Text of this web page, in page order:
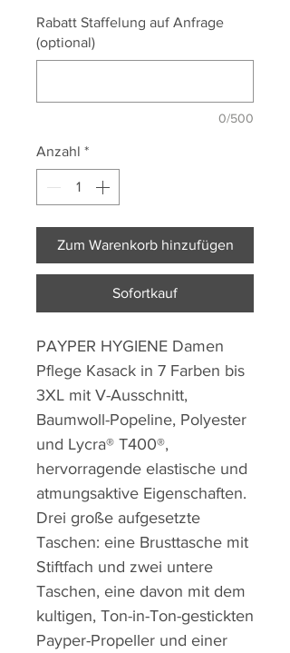
Rabatt Staffelung auf Anfrage
(optional)
0/500
Anzahl *
Zum Warenkorb hinzufügen
Sofortkauf
PAYPER HYGIENE Damen
Pflege Kasack in 7 Farben bis
3XL mit V-Ausschnitt,
Baumwoll-Popeline, Polyester
und Lycra® T400®,
hervorragende elastische und
atmungsaktive Eigenschaften.
Drei große aufgesetzte
Taschen: eine Brusttasche mit
Stiftfach und zwei untere
Taschen, eine davon mit dem
kultigen, Ton-in-Ton-gestickten
Payper-Propeller und einer